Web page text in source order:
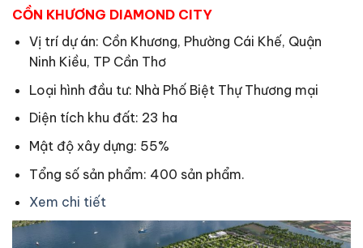
CỒN KHƯƠNG DIAMOND CITY
Vị trí dự án: Cồn Khương, Phường Cái Khế, Quận
Ninh Kiều, TP Cần Thơ
Loại hình đầu tư: Nhà Phố Biệt Thự Thương mại
Diện tích khu đất: 23 ha
Mật độ xây dựng: 55%
Tổng số sản phẩm: 400 sản phẩm.
Xem chi tiết